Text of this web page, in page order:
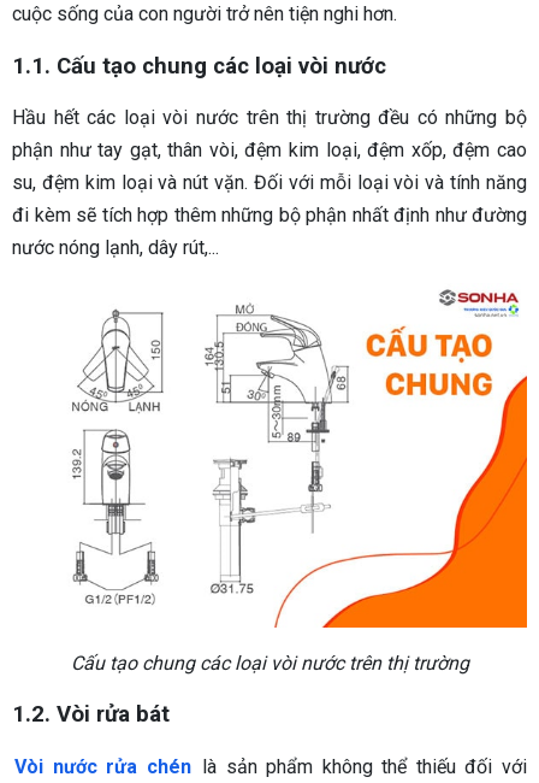
cuộc sống của con người trở nên tiện nghi hơn.
1.1. Cấu tạo chung các loại vòi nước
Hầu hết các loại vòi nước trên thị trường đều có những bộ
phận như tay gạt, thân vòi, đệm kim loại, đệm xốp, đệm cao
su, đệm kim loại và nút vặn. Đối với mỗi loại vòi và tính năng
đi kèm sẽ tích hợp thêm những bộ phận nhất định như đường
nước nóng lạnh, dây rút,...
Cấu tạo chung các loại vòi nước trên thị trường
1.2. Vòi rửa bát
Vòi nước rửa chén là sản phẩm không thể thiếu đối với